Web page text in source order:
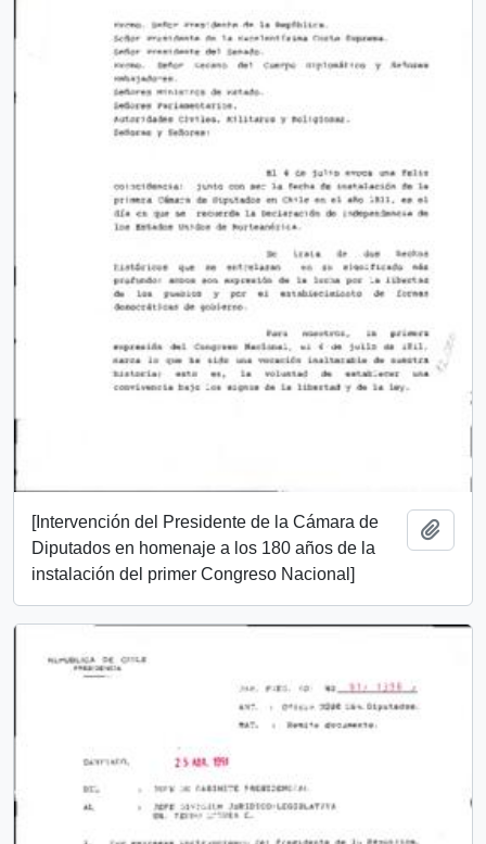
[Intervención del Presidente de la Cámara de
Diputados en homenaje a los 180 años de la
instalación del primer Congreso Nacional]